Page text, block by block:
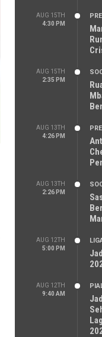
AUG 15TH
4:30 PM
AUG 15TH
2:35 PM
AUG 13TH
4:26 PM
AUG 13TH
2:26 PM
AUG 12TH
5:00 PM
AUG 12TH
9:40 AM